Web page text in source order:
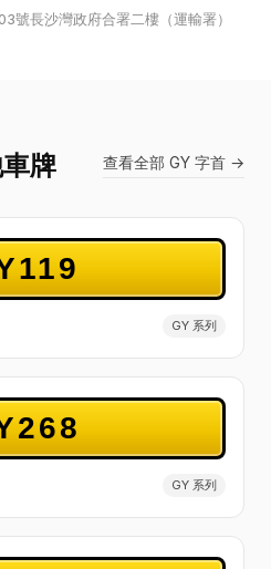
號長沙灣政府合署二樓（運輸署）
牌 查看全部 GY 字首 →
GY 系列
GY 系列